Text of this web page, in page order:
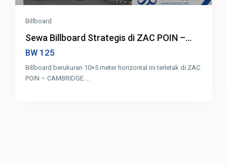
Billboard
Sewa Billboard Strategis di ZAC POIN –...
BW 125
Billboard berukuran 10×5 meter horizontal ini terletak di ZAC
POIN – CAMBRIDGE ...